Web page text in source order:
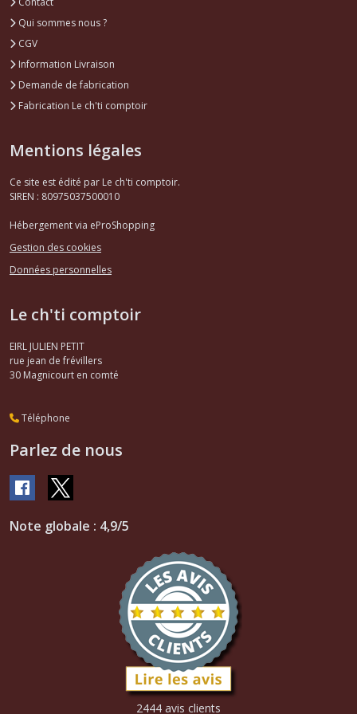
Qui sommes nous ?
CGV
Information Livraison
Demande de fabrication
Fabrication Le ch'ti comptoir
Mentions légales
Ce site est édité par Le ch'ti comptoir.
SIREN : 80975037500010
Hébergement via eProShopping
Gestion des cookies
Données personnelles
Le ch'ti comptoir
EIRL JULIEN PETIT
rue jean de frévillers
30 Magnicourt en comté
Téléphone
Parlez de nous
Note globale : 4,9/5
2444 avis clients